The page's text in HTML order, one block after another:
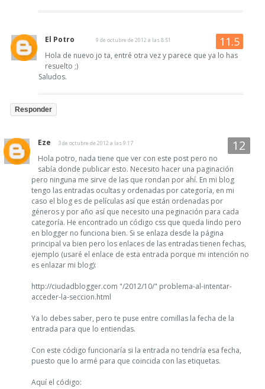
El Potro 9 de octubre de 2012 a las 8:51
Hola de nuevo jo ta, entré otra vez y parece que ya lo has
resuelto ;)
Saludos.
Responder
Eze 3 de octubre de 2012 a las 9:17
Hola potro, nada tiene que ver con este post pero no
sabía donde publicar esto. Necesito hacer una paginación
pero ninguna me sirve de las que rondan por ahí. En mi blog
tengo las entradas ocultas y ordenadas por categoría, en mi
caso el blog es de películas así que están ordenadas por
géneros y por año así que necesito una peginación para cada
categoría. He encontrado un código css que queda lindo pero
en blogger no funciona bien. Si se enlaza desde la página
principal va bien pero los enlaces de las entradas tienen fechas,
ejemplo (usaré el enlace de esta entrada porque mi intención no
es enlazar mi blog):
http://ciudadblogger.com "/2012/10/" problema-al-intentar-
acceder-la-seccion.html
Ya lo debes saber, pero te puse entre comillas la fecha de la
entrada para que lo entiendas.
Con este código funcionaría si la entrada no tendría esa fecha,
puesto que lo armé para que coincida con las etiquetas.
Aquí el código: